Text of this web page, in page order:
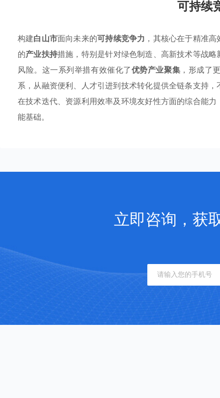
可持续
构建白山市面向未来的可持续竞争力 ，其核心在于精准高
的产业扶持措施，特别是针对绿色制造、高新技术等战略
风险。这一系列举措有效催化了优势产业聚集 ，形成了
系，从融资便利、人才引进到技术转化提供全链条支持
在技术迭代、资源利用效率及环境友好性方面的综合能力
能基础。
立即咨询，获